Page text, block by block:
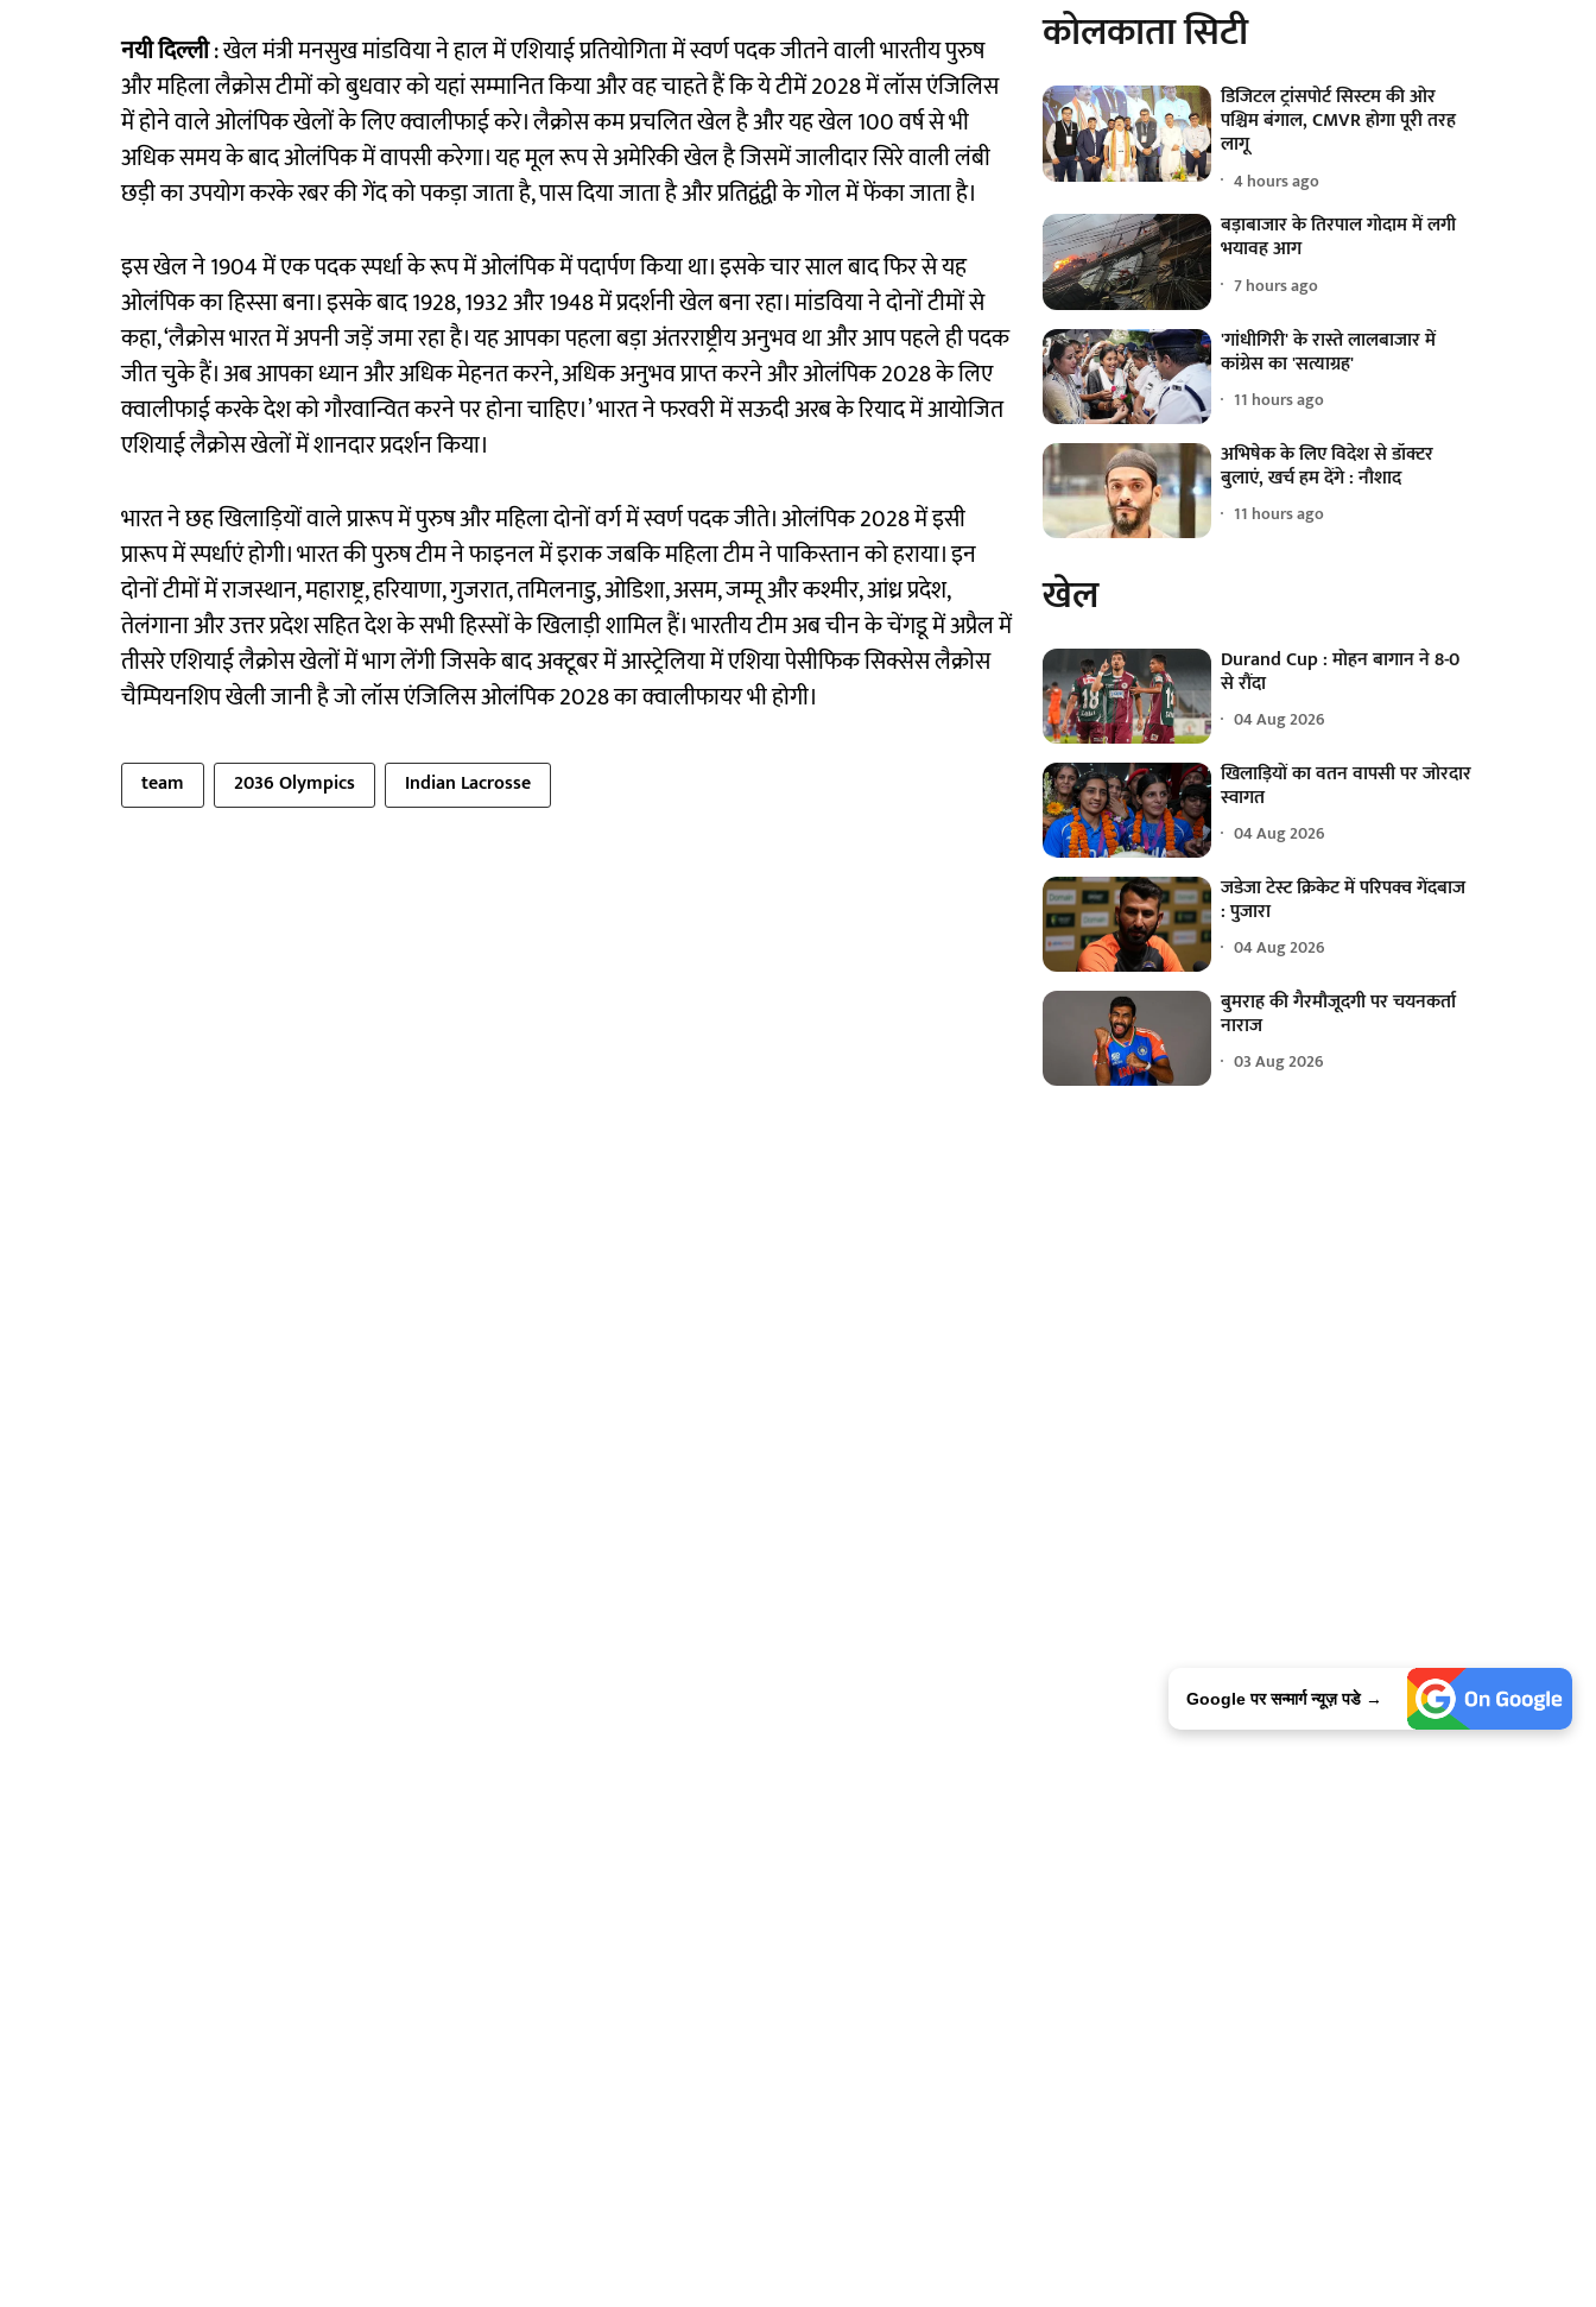
नयी दिल्ली: खेल मंत्री मनसुख मांडविया ने हाल में एशियाई प्रतियोगिता में स्वर्ण पदक जीतने वाली भारतीय पुरुष
और महिला लैक्रोस टीमों को बुधवार को यहां सम्मानित किया और वह चाहते हैं कि ये टीमें 2028 में लॉस एंजिलिस
में होने वाले ओलंपिक खेलों के लिए क्वालीफाई करे। लैक्रोस कम प्रचलित खेल है और यह खेल 100 वर्ष से भी
अधिक समय के बाद ओलंपिक में वापसी करेगा। यह मूल रूप से अमेरिकी खेल है जिसमें जालीदार सिरे वाली लंबी
छड़ी का उपयोग करके रबर की गेंद को पकड़ा जाता है, पास दिया जाता है और प्रतिद्वंद्वी के गोल में फेंका जाता है।
इस खेल ने 1904 में एक पदक स्पर्धा के रूप में ओलंपिक में पदार्पण किया था। इसके चार साल बाद फिर से यह
ओलंपिक का हिस्सा बना। इसके बाद 1928, 1932 और 1948 में प्रदर्शनी खेल बना रहा। मांडविया ने दोनों टीमों से
कहा, ‘लैक्रोस भारत में अपनी जड़ें जमा रहा है। यह आपका पहला बड़ा अंतरराष्ट्रीय अनुभव था और आप पहले ही पदक
जीत चुके हैं। अब आपका ध्यान और अधिक मेहनत करने, अधिक अनुभव प्राप्त करने और ओलंपिक 2028 के लिए
क्वालीफाई करके देश को गौरवान्वित करने पर होना चाहिए।’ भारत ने फरवरी में सऊदी अरब के रियाद में आयोजित
एशियाई लैक्रोस खेलों में शानदार प्रदर्शन किया।
भारत ने छह खिलाड़ियों वाले प्रारूप में पुरुष और महिला दोनों वर्ग में स्वर्ण पदक जीते। ओलंपिक 2028 में इसी
प्रारूप में स्पर्धाएं होगी। भारत की पुरुष टीम ने फाइनल में इराक जबकि महिला टीम ने पाकिस्तान को हराया। इन
दोनों टीमों में राजस्थान, महाराष्ट्र, हरियाणा, गुजरात, तमिलनाडु, ओडिशा, असम, जम्मू और कश्मीर, आंध्र प्रदेश,
तेलंगाना और उत्तर प्रदेश सहित देश के सभी हिस्सों के खिलाड़ी शामिल हैं। भारतीय टीम अब चीन के चेंगडू में अप्रैल में
तीसरे एशियाई लैक्रोस खेलों में भाग लेंगी जिसके बाद अक्टूबर में आस्ट्रेलिया में एशिया पेसीफिक सिक्सेस लैक्रोस
चैम्पियनशिप खेली जानी है जो लॉस एंजिलिस ओलंपिक 2028 का क्वालीफायर भी होगी।
team 2036 Olympics Indian Lacrosse
कोलकाता सिटी
डिजिटल ट्रांसपोर्ट सिस्टम की ओर
पश्चिम बंगाल, CMVR होगा पूरी तरह
लागू
4 hours ago
बड़ाबाजार के तिरपाल गोदाम में लगी
भयावह आग
7 hours ago
'गांधीगिरी' के रास्ते लालबाजार में
कांग्रेस का 'सत्याग्रह'
11 hours ago
अभिषेक के लिए विदेश से डॉक्टर
बुलाएं, खर्च हम देंगे : नौशाद
11 hours ago
खेल
Durand Cup : मोहन बागान ने 8-0
से रौंदा
04 Aug 2026
खिलाड़ियों का वतन वापसी पर जोरदार
स्वागत
04 Aug 2026
जडेजा टेस्ट क्रिकेट में परिपक्व गेंदबाज
: पुजारा
04 Aug 2026
बुमराह की गैरमौजूदगी पर चयनकर्ता
नाराज
03 Aug 2026
Google पर सन्मार्ग न्यूज़ पडे →